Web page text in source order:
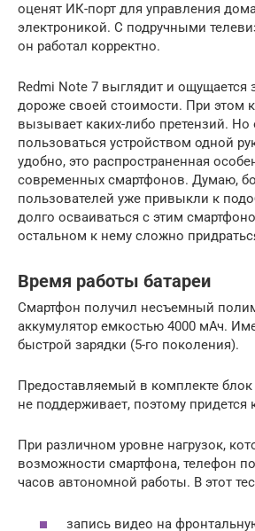
оценят ИК-порт для управления
электроникой. С подручными
он работал корректно.
Redmi Note 7 выглядит и ощущается
дороже своей стоимости. При этом
вызывает каких-либо претензий. Но
пользоваться устройством одной
удобно, это распространенная
современных смартфонов. Думаю,
пользователей уже привыкли к
долго осваиваться с этим
остальном к нему сложно
Время работы батареи
Смартфон получил несъемный
аккумулятор емкостью 4000 мАч.
быстрой зарядки (5-го поколения).
Предоставляемый в комплекте
не поддерживает, поэтому придется
При различном уровне нагрузок,
возможности смартфона, телефон
часов автономной работы. В этот
запись видео на